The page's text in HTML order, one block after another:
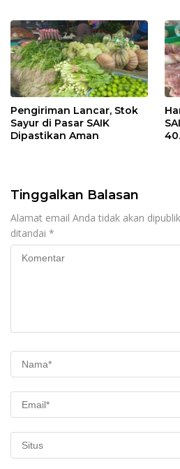
Pengiriman Lancar, Stok
Sayur di Pasar SAIK
Dipastikan Aman
Tinggalkan Balasan
Alamat email Anda tidak akan
ditandai *